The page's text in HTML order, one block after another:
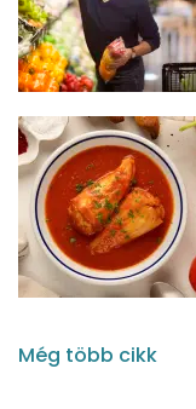
Még több cikk